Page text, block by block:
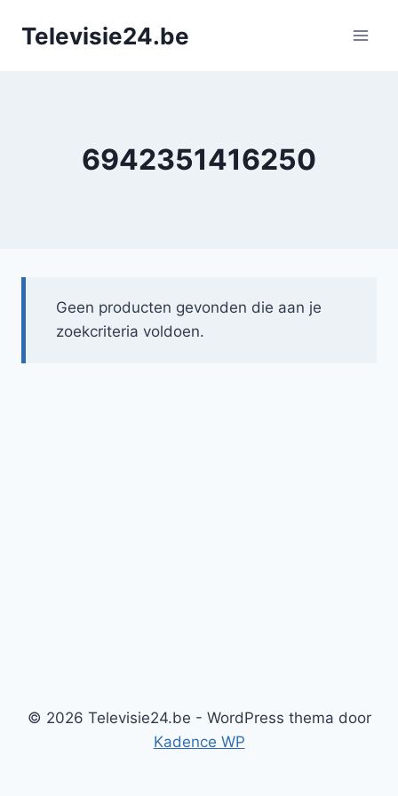
naarTelevisie24.be
6942351416250
Geen producten gevonden die aan je
zoekcriteria voldoen.
© 2026 Televisie24.be - WordPress thema door
Kadence WP